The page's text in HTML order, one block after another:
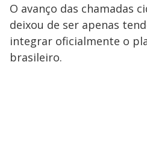
O avanço das chamadas
deixou de ser apenas
integrar oficialmente o
brasileiro.